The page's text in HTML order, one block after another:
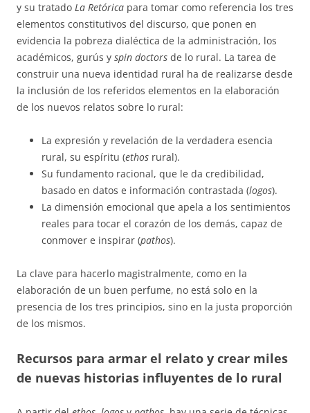
y su tratado La Retórica para tomar como referencia los tres
elementos constitutivos del discurso, que ponen en
evidencia la pobreza dialéctica de la administración, los
académicos, gurús y spin doctors de lo rural. La tarea de
construir una nueva identidad rural ha de realizarse desde
la inclusión de los referidos elementos en la elaboración
de los nuevos relatos sobre lo rural:
La expresión y revelación de la verdadera esencia
rural, su espíritu (ethos rural).
Su fundamento racional, que le da credibilidad,
basado en datos e información contrastada (logos).
La dimensión emocional que apela a los sentimientos
reales para tocar el corazón de los demás, capaz de
conmover e inspirar (pathos).
La clave para hacerlo magistralmente, como en la
elaboración de un buen perfume, no está solo en la
presencia de los tres principios, sino en la justa proporción
de los mismos.
Recursos para armar el relato y crear miles
de nuevas historias influyentes de lo rural